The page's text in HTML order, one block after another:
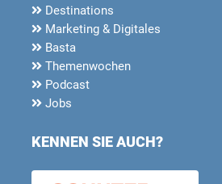
Destinations
Marketing & Digitales
Basta
Themenwochen
Podcast
Jobs
KENNEN SIE AUCH?